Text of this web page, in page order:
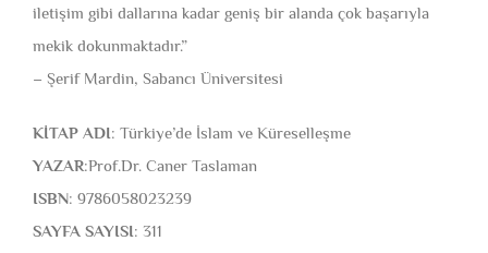
iletişim gibi dallarına kadar geniş bir alanda çok başarıyla
mekik dokunmaktadır.”
– Şerif Mardin, Sabancı Üniversitesi
KİTAP ADI: Türkiye’de İslam ve Küreselleşme
YAZAR:Prof.Dr. Caner Taslaman
ISBN: 9786058023239
SAYFA SAYISI: 311